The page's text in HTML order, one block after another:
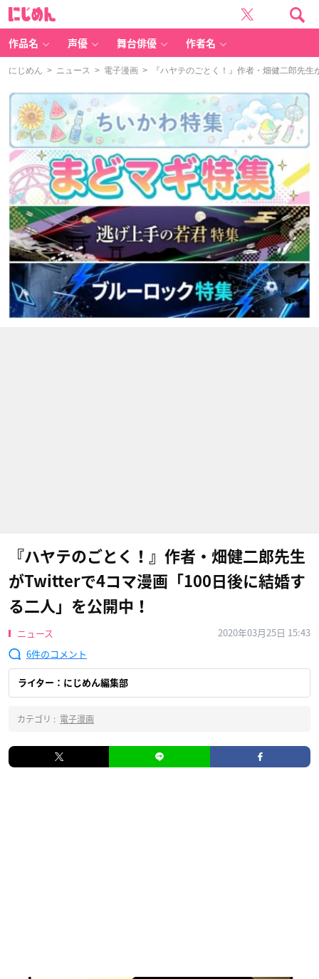
作品名 声優 舞台俳優 作者名
にじめん > ニュース > 電子漫画 > 『ハヤテのごとく！』作者・畑健二郎先生
『ハヤテのごとく！』作者・畑健二郎先生
がTwitterで4コマ漫画「100日後に結婚す
る二人」を公開中！
ニュース
2020年03月25日 15:43
6
ライター：にじめん編集部
カテゴリ : 電子漫画